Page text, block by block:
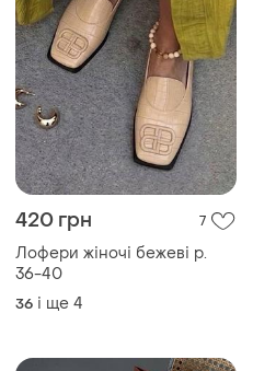
420 грн 7
Лофери жіночі бежеві р.
36-40
36 і ще 4